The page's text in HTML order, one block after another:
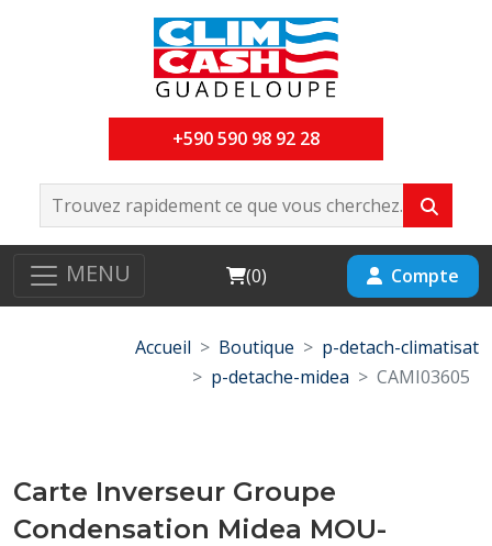
+590 590 98 92 28
MENU Cart
(0) Compte
Accueil Boutique
p-detach-climatisat
p-detache-midea
CAMI03605
Carte Inverseur Groupe
Condensation Midea MOU-